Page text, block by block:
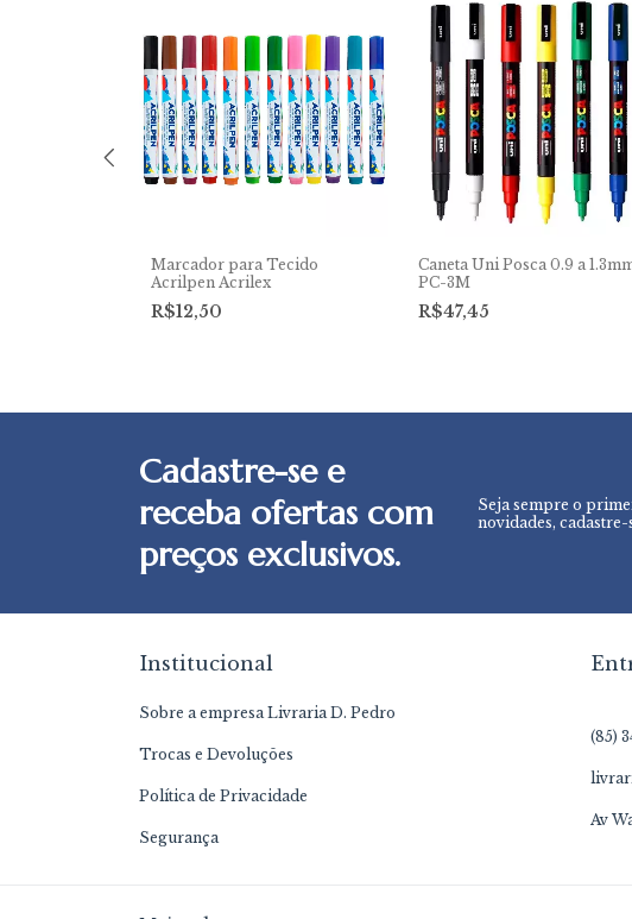
Marcador para Tecido
Acrilpen Acrilex
R$12,50
Caneta Uni Posca 0.9 a
PC-3M
R$47,45
Cadastre-se e
receba ofertas com
preços exclusivos.
Seja sempre o
novidades, cadastre-
Institucional
Sobre a empresa Livraria D. Pedro
Trocas e Devoluções
Política de Privacidade
Segurança
(85)
Av